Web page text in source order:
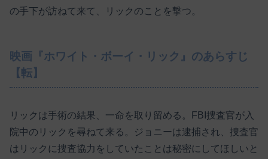
の手下が訪ねて来て、リックのことを撃つ。
映画『ホワイト・ボーイ・リック』のあらすじ
【転】
リックは手術の結果、一命を取り留める。FBI捜査官が入
院中のリックを尋ねて来る。ジョニーは逮捕され、捜査官
はリックに捜査協力をしていたことは秘密にしてほしいと